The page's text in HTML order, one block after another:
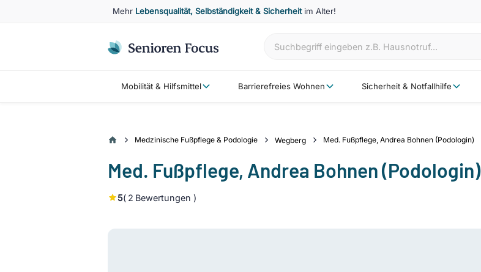
Mehr Lebensqualität, Selbständigkeit & Sicherheitim Alter!
Mobilität & Hilfsmittel Barrierefreies Wohnen Sicherheit & Notfallhilfe
Medzinische Fußpflege & Podologie Wegberg Med. Fußpflege, Andrea Bohnen (Podologin)
Med. Fußpflege, Andrea Bohnen (Podologin)
5( 2 Bewertungen )